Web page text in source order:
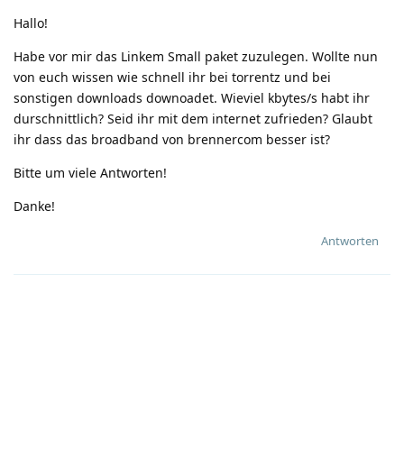
Hallo!
Habe vor mir das Linkem Small paket zuzulegen. Wollte nun
von euch wissen wie schnell ihr bei torrentz und bei
sonstigen downloads downoadet. Wieviel kbytes/s habt ihr
durschnittlich? Seid ihr mit dem internet zufrieden? Glaubt
ihr dass das broadband von brennercom besser ist?
Bitte um viele Antworten!
Danke!
Antworten